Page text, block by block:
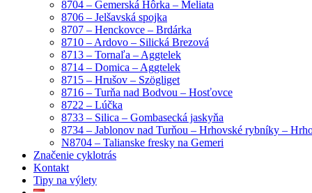
8704 – Gemerská Hôrka – Meliata
8706 – Jelšavská spojka
8707 – Henckovce – Brdárka
8710 – Ardovo – Silická Brezová
8713 – Tornaľa – Aggtelek
8714 – Domica – Aggtelek
8715 – Hrušov – Szögliget
8716 – Turňa nad Bodvou – Hosťovce
8722 – Lúčka
8733 – Silica – Gombasecká jaskyňa
8734 – Jablonov nad Turňou – Hrhovské rybníky –
N8704 – Talianske fresky na Gemeri
Značenie cyklotrás
Kontakt
Tipy na výlety